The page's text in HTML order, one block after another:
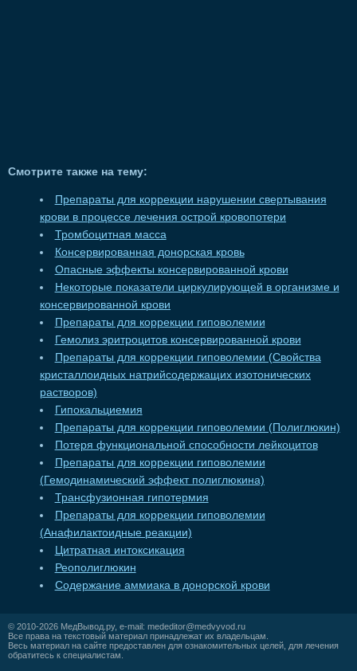
Смотрите также на тему:
Препараты для коррекции нарушении свертывания
крови в процессе лечения острой кровопотери
Тромбоцитная масса
Консервированная донорская кровь
Опасные эффекты консервированной крови
Некоторые показатели циркулирующей в организме и
консервированной крови
Препараты для коррекции гиповолемии
Гемолиз эритроцитов консервированной крови
Препараты для коррекции гиповолемии (Свойства
кристаллоидных натрийсодержащих изотонических
растворов)
Гипокальциемия
Препараты для коррекции гиповолемии (Полиглюкин)
Потеря функциональной способности лейкоцитов
Препараты для коррекции гиповолемии
(Гемодинамический эффект полиглюкина)
Трансфузионная гипотермия
Препараты для коррекции гиповолемии
(Анафилактоидные реакции)
Цитратная интоксикация
Реополиглюкин
Содержание аммиака в донорской крови
© 2010-2026 МедВывод.ру, e-mail: mededitor@medvyvod.ru
Все права на текстовый материал принадлежат их владельцам.
Весь материал на сайте предоставлен для ознакомительных целей, для лечения
обратитесь к специалистам.